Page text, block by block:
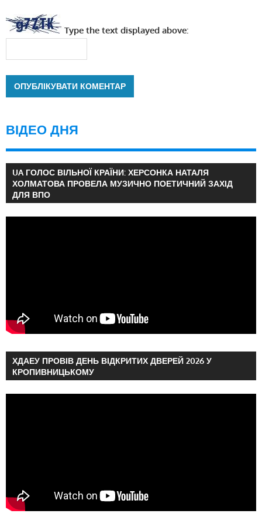
Type the text displayed above:
ВІДЕО ДНЯ
UA ГОЛОС ВІЛЬНОЇ КРАЇНИ: ХЕРСОНКА НАТАЛЯ
ХОЛМАТОВА ПРОВЕЛА МУЗИЧНО ПОЕТИЧНИЙ ЗАХІД
ДЛЯ ВПО
ХДАЕУ ПРОВІВ ДЕНЬ ВІДКРИТИХ ДВЕРЕЙ 2026 У
КРОПИВНИЦЬКОМУ